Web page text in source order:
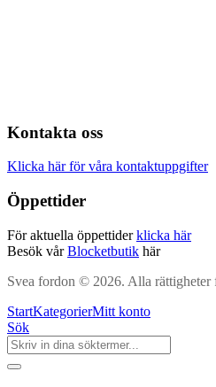
Kontakta oss
Klicka här för våra kontaktuppgifter
Öppettider
För aktuella öppettiderklicka här
Besök vårBlocketbutik här
Svea fordon © 2026. Alla rättigheter
StartKategorierMitt konto
Sök